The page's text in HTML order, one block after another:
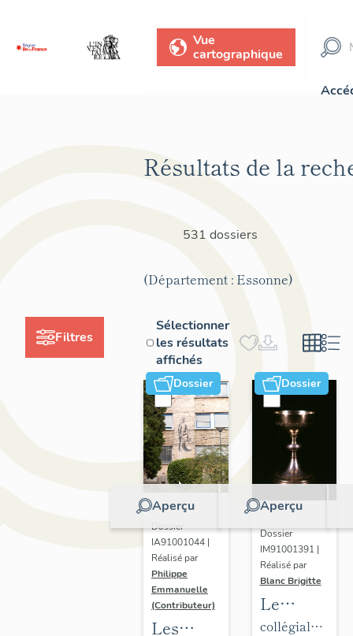
Vue
cartographique
Filtres
Résultats de la
531 dossiers
(Département : Essonne)
Sélectionner
les résultats
affichés
Dossier
Aperçu
Dossier
IA91001044 |
Réalisé par
Philippe
Emmanuelle
(Contributeur)
Les
Dossier
Aperçu
Dossier
IM91001391 |
Réalisé par
Blanc Brigitte
Le
mobilier
collégiale